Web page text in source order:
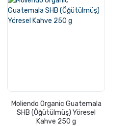
Moliendo Organic Guatemala
SHB (Öğütülmüş) Yöresel
Kahve 250 g